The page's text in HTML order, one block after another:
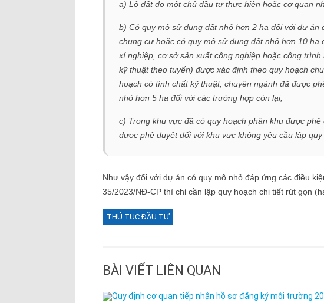
a) Lô đất do một chủ đầu tư thực hiện hoặc cơ quan
b) Có quy mô sử dụng đất nhỏ hơn 2 ha đối với dự
chung cư hoặc có quy mô sử dụng đất nhỏ hơn 10 ha
xí nghiệp, cơ sở sản xuất công nghiệp hoặc công
kỹ thuật theo tuyến) được xác định theo quy hoạch
hoạch có tính chất kỹ thuật, chuyên ngành đã được
nhỏ hơn 5 ha đối với các trường hợp còn lại;
c) Trong khu vực đã có quy hoạch phân khu được
được phê duyệt đối với khu vực không yêu cầu lập quy
Như vậy đối với dự án có quy mô nhỏ đáp ứng các điều
35/2023/NĐ-CP thì chỉ cần lập quy hoạch chi tiết rút gọn
THỦ TỤC ĐẦU TƯ
BÀI VIẾT LIÊN QUAN